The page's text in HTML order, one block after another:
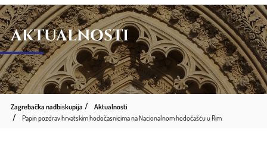
AKTUALNOSTI
Zagrebačka nadbiskupija
Aktualnosti
Papin pozdrav hrvatskim hodočasnicima na Nacionalnom hodočašću u Rim